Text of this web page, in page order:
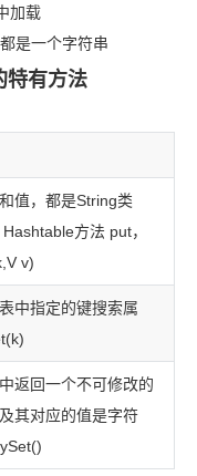
加载
是一个字符串
特有方法
值，都是String类
Hashtable方法 put，
v)
中指定的键搜索属
返回一个不可修改的
其对应的值是字符